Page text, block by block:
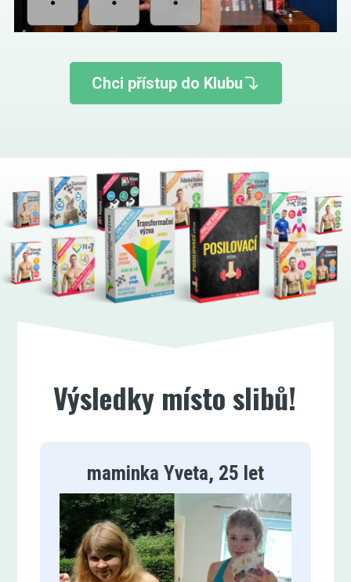
Chci přístup do Klubu
Výsledky místo slibů!
maminka Yveta, 25 let